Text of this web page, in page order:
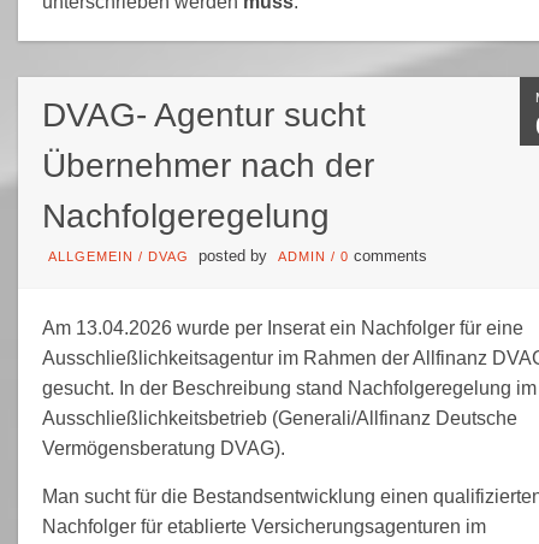
DVAG- Agentur sucht
Übernehmer nach der
Nachfolgeregelung
ALLGEMEIN / DVAG posted by ADMIN / 0 comments
Am 13.04.2026 wurde per Inserat ein Nachfolger für eine
Ausschließlichkeitsagentur im Rahmen der Allfinanz
gesucht. In der Beschreibung stand Nachfolgeregelung im
Ausschließlichkeitsbetrieb (Generali/Allfinanz Deutsche
Vermögensberatung DVAG).
Man sucht für die Bestandsentwicklung einen
Nachfolger für etablierte Versicherungsagenturen im